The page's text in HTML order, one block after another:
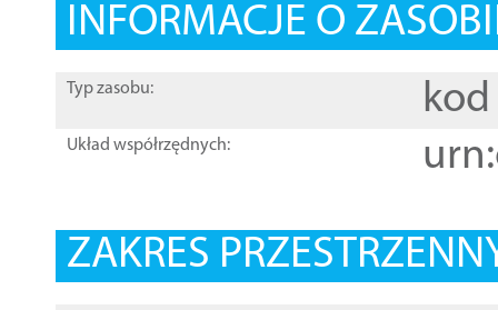
INFORMACJE O
Typ zasobu: kod
Układ współrzędnych:
ZAKRES